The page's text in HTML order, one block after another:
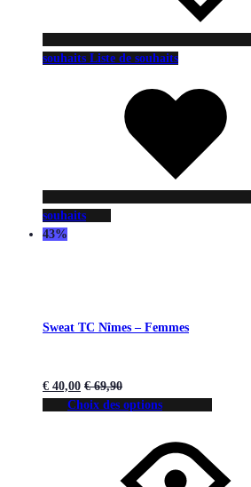
souhaits Liste de souhaits
souhaits
43%
Sweat TC Nîmes – Femmes
€ 40,00 €69,90
Choix des options